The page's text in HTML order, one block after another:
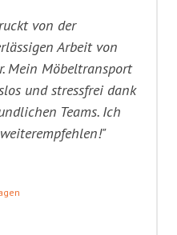
von der
Arbeit von
Mein Möbeltransport
und stressfrei dank
Teams. Ich